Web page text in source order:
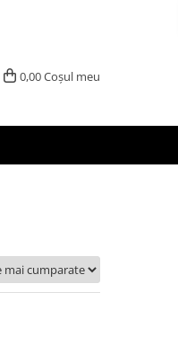
0,00Coșul meu